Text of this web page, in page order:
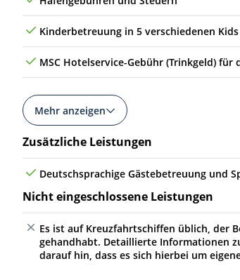
Kinderbetreuung in 5 verschiedenen
MSC Hotelservice-Gebühr (Trinkgeld) für
Mehr anzeigen
Zusätzliche Leistungen
Deutschsprachige Gästebetreuung und
Nicht eingeschlossene Leistungen
Es ist auf Kreuzfahrtschiffen üblich, der
gehandhabt. Detaillierte Informationen
darauf hin, dass es sich hierbei um